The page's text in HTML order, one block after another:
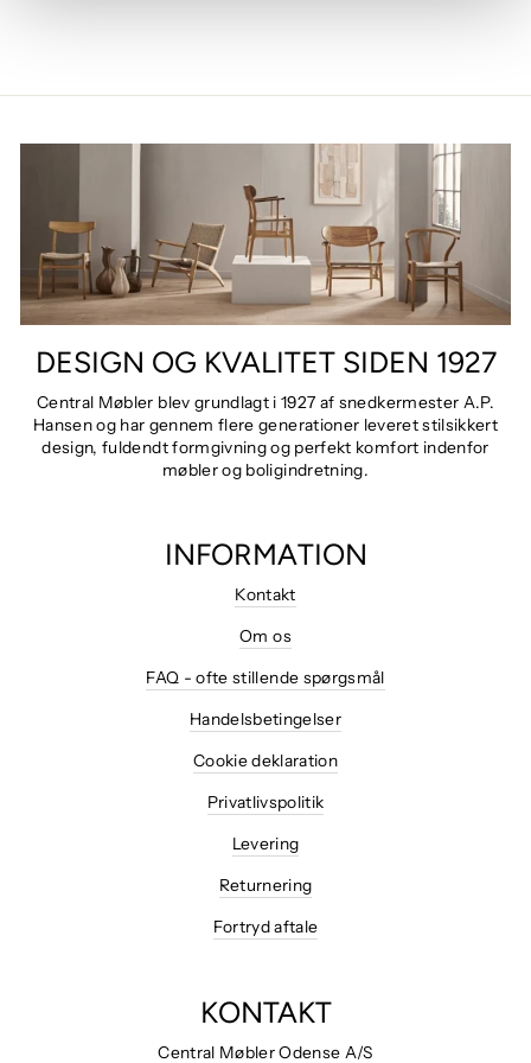
DESIGN OG KVALITET SIDEN 1927
Central Møbler blev grundlagt i 1927 af snedkermester A.P.
Hansen og har gennem flere generationer leveret stilsikkert
design, fuldendt formgivning og perfekt komfort indenfor
møbler og boligindretning.
INFORMATION
Kontakt
Om os
FAQ - ofte stillende spørgsmål
Handelsbetingelser
Cookie deklaration
Privatlivspolitik
Levering
Returnering
Fortryd aftale
KONTAKT
Central Møbler Odense A/S